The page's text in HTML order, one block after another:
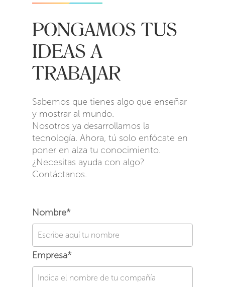
PONGAMOS TUS
IDEAS A
TRABAJAR
Sabemos que tienes algo que enseñar
y mostrar al mundo.
Nosotros ya desarrollamos la
tecnología. Ahora, tú solo enfócate en
poner en alza tu conocimiento.
¿Necesitas ayuda con algo?
Contáctanos.
Nombre*
Empresa*